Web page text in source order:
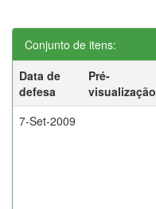
Conjunto de itens:
Data de
defesa
Pré-
visualização
7-Set-2009